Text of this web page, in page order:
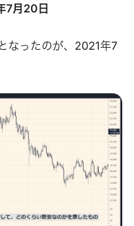
7月20日
なったのが、2021年7